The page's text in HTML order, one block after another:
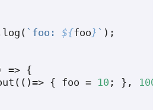
log ( `foo: ${foo} ` );
=> {
(()=> { foo = 10 ; }, 1000